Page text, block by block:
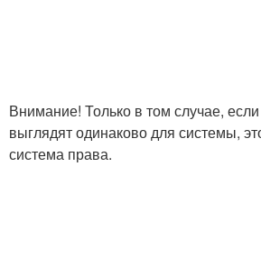
Внимание! Только в том случае,
выглядят одинаково для системы,
система права.